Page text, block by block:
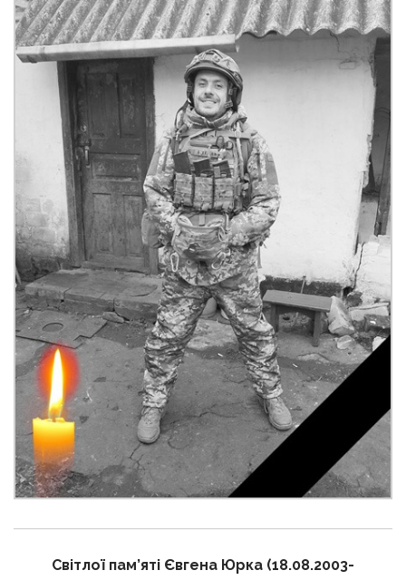
Світлої пам’яті Євгена Юрка (18.08.2003-